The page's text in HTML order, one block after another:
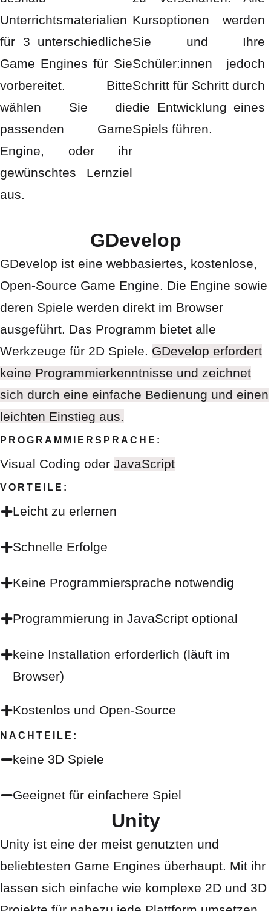
Unterrichtsmaterialien
für 3 unterschiedliche
Game Engines für Sie
vorbereitet. Bitte
wählen Sie die
passenden Game
Engine, oder ihr
gewünschtes Lernziel
aus.
Kursoptionen werden
Sie und Ihre
Schüler:innen jedoch
Schritt für Schritt durch
die Entwicklung eines
Spiels führen.
GDevelop
GDevelop ist eine webbasiertes, kostenlose,
Open-Source Game Engine. Die Engine sowie
deren Spiele werden direkt im Browser
ausgeführt. Das Programm bietet alle
Werkzeuge für 2D Spiele. GDevelop erfordert
keine Programmierkenntnisse und zeichnet
sich durch eine einfache Bedienung und einen
leichten Einstieg aus.
PROGRAMMIERSPRACHE:
Visual Coding oder JavaScript
VORTEILE:
Leicht zu erlernen
Schnelle Erfolge
Keine Programmiersprache notwendig
Programmierung in JavaScript optional
keine Installation erforderlich (läuft im
Browser)
Kostenlos und Open-Source
NACHTEILE:
keine 3D Spiele
Geeignet für einfachere Spiel
Unity
Unity ist eine der meist genutzten und
beliebtesten Game Engines überhaupt. Mit ihr
lassen sich einfache wie komplexe 2D und 3D